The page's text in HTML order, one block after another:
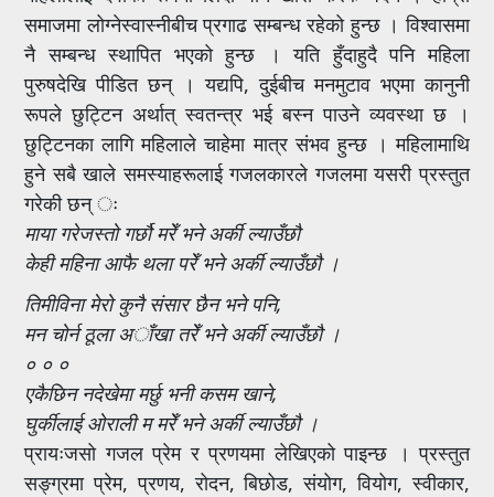
समाजमा लोग्नेस्वास्नीबीच प्रगाढ सम्बन्ध रहेको हुन्छ । विश्वासमा
नै सम्बन्ध स्थापित भएको हुन्छ । यति हुँदाहुदै पनि महिला
पुरुषदेखि पीडित छन् । यद्यपि, दुईबीच मनमुटाव भएमा कानुनी
रूपले छुट्टिन अर्थात् स्वतन्त्र भई बस्न पाउने व्यवस्था छ ।
छुट्टिनका लागि महिलाले चाहेमा मात्र संभव हुन्छ । महिलामाथि
हुने सबै खाले समस्याहरूलाई गजलकारले गजलमा यसरी प्रस्तुत
गरेकी छन् ः
माया गरेजस्तो गर्छौ मरेँ भने अर्की ल्याउँछौ
केही महिना आफै थला परेँ भने अर्की ल्याउँछौ ।
तिमीविना मेरो कुनै संसार छैन भने पनि,
मन चोर्न ठूला अाँखा तरेँ भने अर्की ल्याउँछौ ।
० ० ०
एकैछिन नदेखेमा मर्छु भनी कसम खाने,
घुर्कीलाई ओराली म मरेँ भने अर्की ल्याउँछौ ।
प्रायःजसो गजल प्रेम र प्रणयमा लेखिएको पाइन्छ । प्रस्तुत
सङ्ग्रमा प्रेम, प्रणय, रोदन, बिछोड, संयोग, वियोग, स्वीकार,